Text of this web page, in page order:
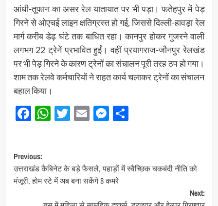
आंधी-तूफान का असर रेल यातायात पर भी पड़ा। फतेहपुर में पेड़
गिरने से ओएचई लाइन क्षतिग्रस्त हो गई, जिससे दिल्ली-हावड़ा रेल
मार्ग करीब डेढ़ घंटे तक बाधित रहा। कानपुर होकर गुजरने वाली
लगभग 22 ट्रेनें प्रभावित हुईं। वहीं प्रयागराज-जौनपुर रेलखंड
पर भी पेड़ गिरने के कारण ट्रेनों का संचालन पूरी तरह ठप हो गया।
शाम तक रेलवे कर्मचारियों ने राहत कार्य चलाकर ट्रेनों का संचालन
बहाल किया।
Facebook
WhatsApp
Twitter
EmailMessenger
Share
Post
navigation
Previous:
उत्तराखंड कैबिनेट के बड़े फैसले, पहाड़ों में स्वैच्छिक चकबंदी नीति को
मंजूरी, होम स्टे में अब बना सकेंगे 8 कमरे
Next: